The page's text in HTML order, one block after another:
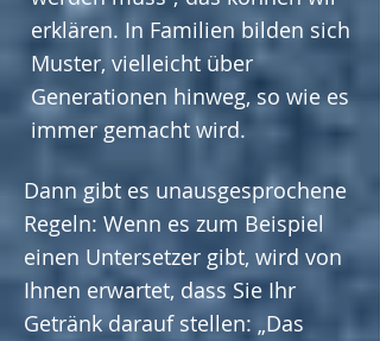
erklären. In Familien bilden sich
Muster, vielleicht über
Generationen hinweg, so wie es
immer gemacht wird.
Dann gibt es unausgesprochene
Regeln: Wenn es zum Beispiel
einen Untersetzer gibt, wird von
Ihnen erwartet, dass Sie Ihr
Getränk darauf stellen: „Das